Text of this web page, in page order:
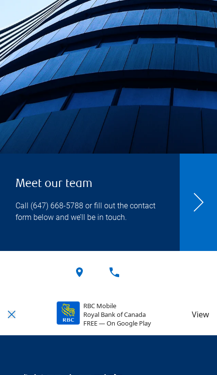
Meet our team
Call (647) 668-5788 or fill out the contact
form below and we’ll be in touch.
RBC Mobile
Royal Bank of Canada
FREE — On Google Play
View